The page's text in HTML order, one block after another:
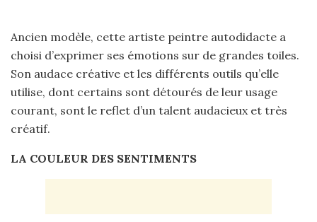
Ancien modèle, cette artiste peintre autodidacte a
choisi d’exprimer ses émotions sur de grandes toiles.
Son audace créative et les différents outils qu’elle
utilise, dont certains sont détourés de leur usage
courant, sont le reflet d’un talent audacieux et très
créatif.
LA COULEUR DES SENTIMENTS